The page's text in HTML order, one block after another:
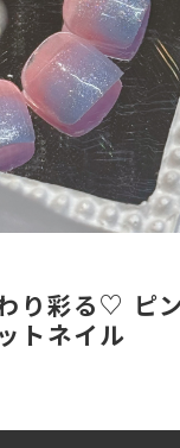
り彩る♡ ピ
トネイル